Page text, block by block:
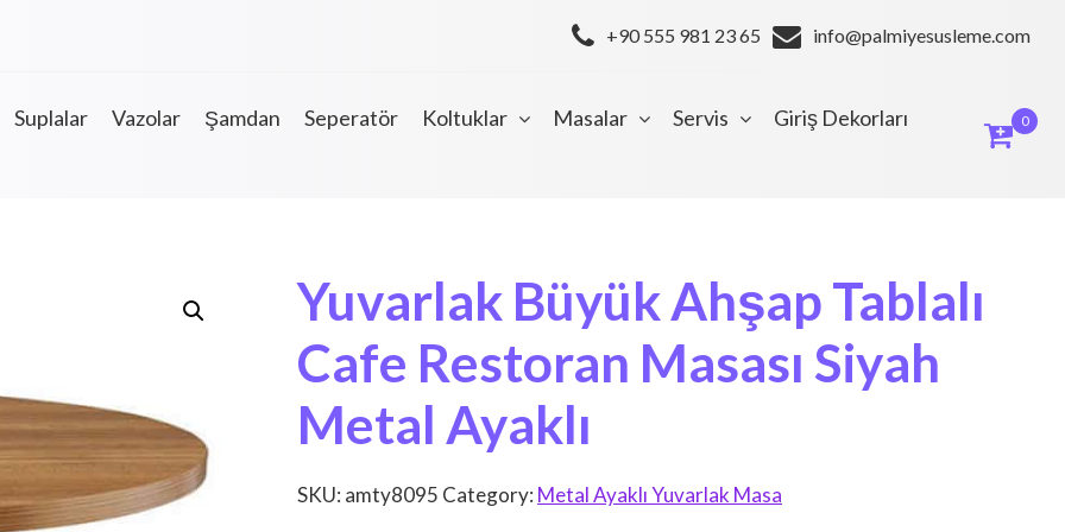
+90 555 981 23 65 info@palmiyesusleme.com
Suplalar Vazolar Şamdan Seperatör Koltuklar Masalar Servis
Giriş Dekorları
0
Yuvarlak Büyük Ahşap Tablalı
Cafe Restoran Masası Siyah
Metal Ayaklı
SKU: amty8095 Category: Metal Ayaklı Yuvarlak Masa